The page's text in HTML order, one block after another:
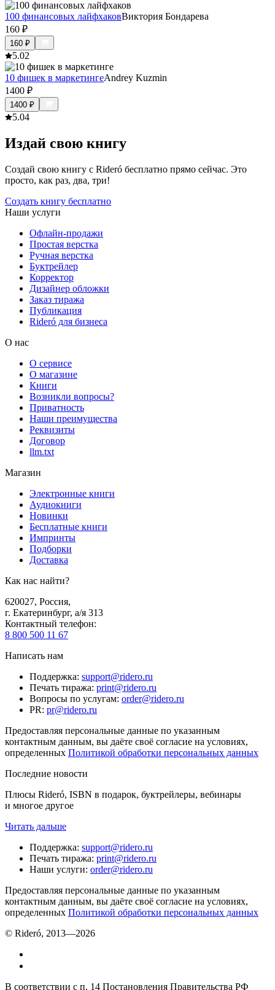
100 финансовых лайфхаковВиктория Бондарева
160 ₽
160 ₽
5.02
10 фишек в маркетингеAndrey Kuzmin
1400 ₽
1400 ₽
5.04
Издай свою книгу
Создай свою книгу с Rideró бесплатно прямо сейчас. Это
просто, как раз, два, три!
Создать книгу бесплатно
Наши услуги
Офлайн-продажи
Простая верстка
Ручная верстка
Буктрейлер
Корректор
Дизайнер обложки
Заказ тиража
Публикация
Rideró для бизнеса
О нас
О сервисе
О магазине
Книги
Возникли вопросы?
Приватность
Наши преимущества
Реквизиты
Договор
llm.txt
Магазин
Электронные книги
Аудиокниги
Новинки
Бесплатные книги
Импринты
Подборки
Доставка
Как нас найти?
620027, Россия,
г. Екатеринбург, а/я 313
Контактный телефон:
8 800 500 11 67
Написать нам
Поддержка: support@ridero.ru
Печать тиража: print@ridero.ru
Вопросы по услугам: order@ridero.ru
PR: pr@ridero.ru
Предоставляя персональные данные по указанным
контактным данным, вы даёте своё согласие на условиях,
определенных Политикой обработки персональных данных
Последние новости
Плюсы Rideró, ISBN в подарок, буктрейлеры, вебинары
и многое другое
Читать дальше
Поддержка: support@ridero.ru
Печать тиража: print@ridero.ru
Наши услуги: order@ridero.ru
Предоставляя персональные данные по указанным
контактным данным, вы даёте своё согласие на условиях,
определенных Политикой обработки персональных данных
© Rideró, 2013—2026
В соответствии с п. 14 Постановления Правительства РФ